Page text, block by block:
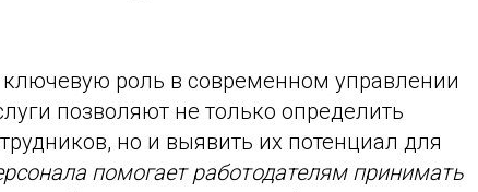
роль в современном управлении
позволяют не только определить
но и выявить их потенциал для
помогает работодателям принимать